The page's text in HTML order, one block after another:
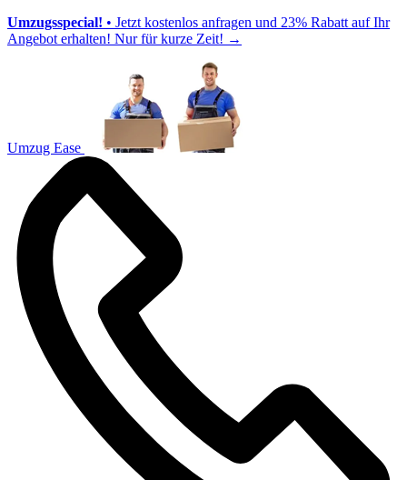
Umzugsspecial! • Jetzt kostenlos anfragen und 23% Rabatt auf Ihr
Angebot erhalten! Nur für kurze Zeit! →
Umzug Ease